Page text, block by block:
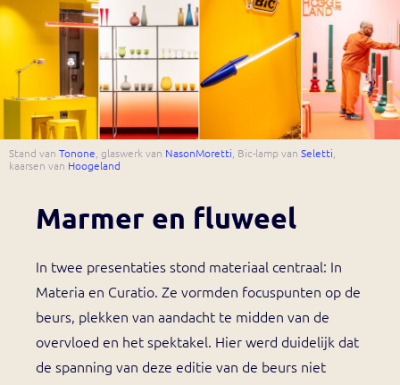
Stand van Tonone, glaswerk van NasonMoretti, Bic-lamp van Seletti,
kaarsen van Hoogeland
Marmer en fluweel
In twee presentaties stond materiaal centraal: In
Materia en Curatio. Ze vormden focuspunten op de
beurs, plekken van aandacht te midden van de
overvloed en het spektakel. Hier werd duidelijk dat
de spanning van deze editie van de beurs niet